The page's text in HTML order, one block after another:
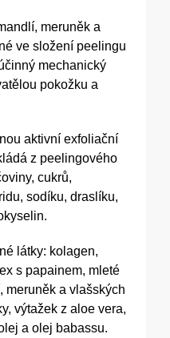
meruněk a
ve složení peelingu
mechanický
pokožku a
aktivní exfoliační
z peelingového
cukrů,
sodíku, draslíku,
látky: kolagen,
s papainem, mleté
meruněk a vlašských
výtažek z aloe vera,
a olej babassu.